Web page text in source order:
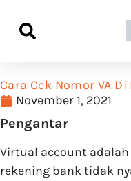
Cara Cek Nomor VA
November 1, 2021
Pengantar
Virtual account
rekening bank tidak